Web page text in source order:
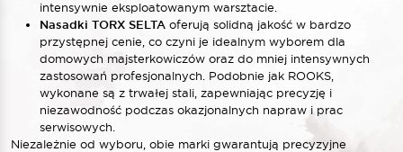
intensywnie eksploatowanym warsztacie.
Nasadki TORX SELTA oferują solidną jakość w bardzo
przystępnej cenie, co czyni je idealnym wyborem dla
domowych majsterkowiczów oraz do mniej intensywnych
zastosowań profesjonalnych. Podobnie jak ROOKS,
wykonane są z trwałej stali, zapewniając precyzję i
niezawodność podczas okazjonalnych napraw i prac
serwisowych.
Niezależnie od wyboru, obie marki gwarantują precyzyjne